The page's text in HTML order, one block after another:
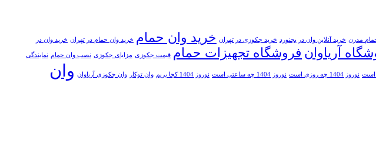
مدرن خرید آنلاین وان در بجنورد خرید جکوزی در تهران خرید وان حمام خرید وان حمام در تهران خرید وان در
آریاوان فروشگاه تجهیزات حمام قیمت جکوزی مزایای جکوزی نصب وان حمام نمایندگی
نوروز 1404 چه روزی است نوروز 1404 چه ساعتی است نوروز 1404 کجا بریم وان توکار وان جکوزی آریاوان وان